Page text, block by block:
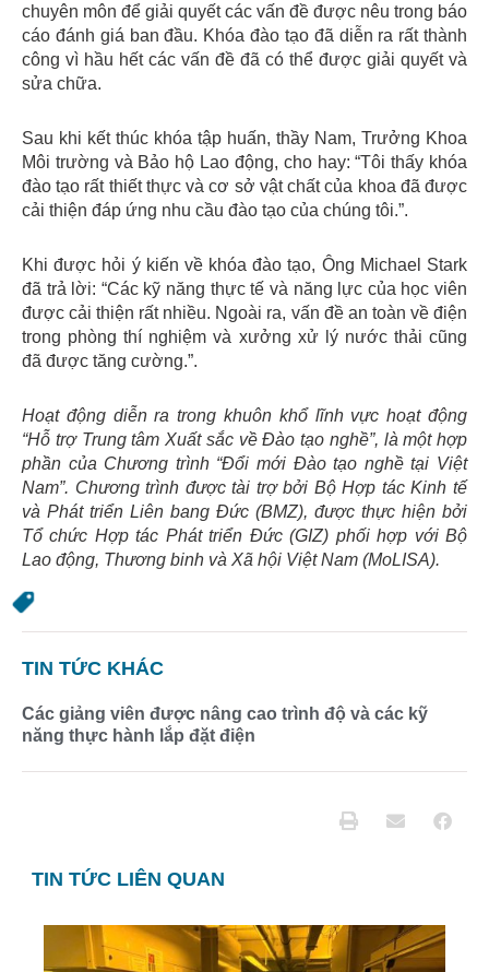
chuyên môn để giải quyết các vấn đề được nêu trong báo
cáo đánh giá ban đầu. Khóa đào tạo đã diễn ra rất thành
công vì hầu hết các vấn đề đã có thể được giải quyết và
sửa chữa.
Sau khi kết thúc khóa tập huấn, thầy Nam, Trưởng Khoa
Môi trường và Bảo hộ Lao động, cho hay: “Tôi thấy khóa
đào tạo rất thiết thực và cơ sở vật chất của khoa đã được
cải thiện đáp ứng nhu cầu đào tạo của chúng tôi.”.
Khi được hỏi ý kiến ​​về khóa đào tạo, Ông Michael Stark
đã trả lời: “Các kỹ năng thực tế và năng lực của học viên
được cải thiện rất nhiều. Ngoài ra, vấn đề an toàn về điện
trong phòng thí nghiệm và xưởng xử lý nước thải cũng
đã được tăng cường.”.
Hoạt động diễn ra trong khuôn khổ lĩnh vực hoạt động
“Hỗ trợ Trung tâm Xuất sắc về Đào tạo nghề”, là một hợp
phần của Chương trình “Đổi mới Đào tạo nghề tại Việt
Nam”. Chương trình được tài trợ bởi Bộ Hợp tác Kinh tế
và Phát triển Liên bang Đức (BMZ), được thực hiện bởi
Tổ chức Hợp tác Phát triển Đức (GIZ) phối hợp với Bộ
Lao động, Thương binh và Xã hội Việt Nam (MoLISA).
TIN TỨC KHÁC
Các giảng viên được nâng cao trình độ và các kỹ
năng thực hành lắp đặt điện
TIN TỨC LIÊN QUAN